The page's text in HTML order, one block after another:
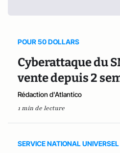
POUR 50 DOLLARS
Cyberattaque du
vente depuis 2
Rédaction d'Atlantico
1 min de lecture
SERVICE NATIONAL UNIVERSEL